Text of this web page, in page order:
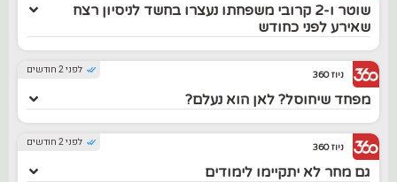
שוטר ו-2 קרובי משפחתו נעצרו בחשד לניסיון רצח
שאירע לפני כחודש
לפני 2 חודשים ניוז 360
מפחד שיחוסל? לאן הוא נעלם?
לפני 2 חודשים ניוז 360
גם מחר לא יתקיימו לימודים